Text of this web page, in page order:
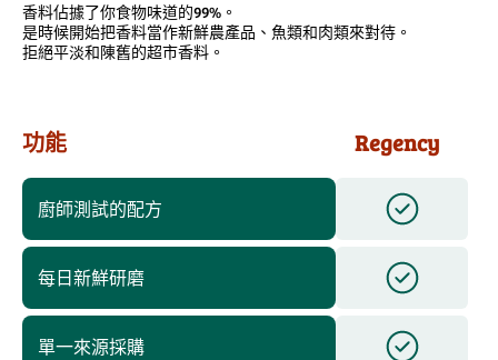
香料佔據了你食物味道的99%。
是時候開始把香料當作新鮮農產品、魚類和肉類來對待。
拒絕平淡和陳舊的超市香料。
功能 Regency
廚師測試的配方
每日新鮮研磨
單一來源採購